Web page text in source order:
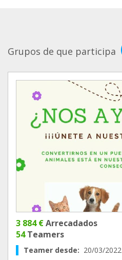
Grupos de que participa
3 884 €Arrecadados
54Teamers
Teamer desde: 20/03/2022